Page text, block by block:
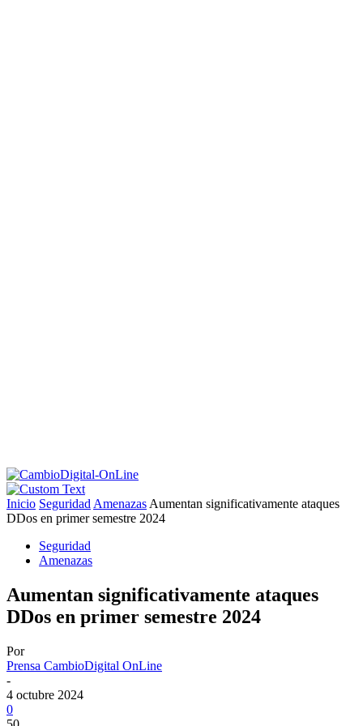
Inicio Seguridad Amenazas Aumentan significativamente ataques
DDos en primer semestre 2024
Seguridad
Amenazas
Aumentan significativamente ataques
DDos en primer semestre 2024
Por
Prensa CambioDigital OnLine
-
4 octubre 2024
0